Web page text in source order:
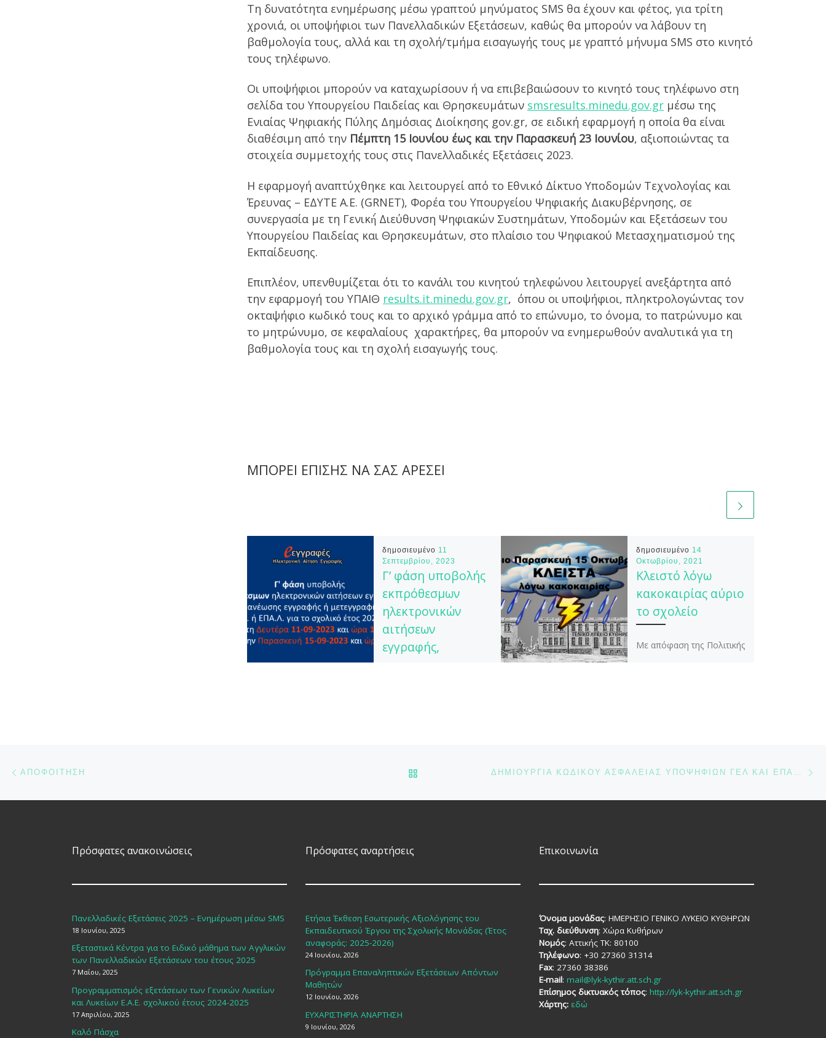
Τη δυνατότητα ενημέρωσης μέσω γραπτού μηνύματος SMS θα έχουν και φέτος, για τρίτη
χρονιά, οι υποψήφιοι των Πανελλαδικών Εξετάσεων, καθώς θα μπορούν να λάβουν τη
βαθμολογία τους, αλλά και τη σχολή/τμήμα εισαγωγής τους με γραπτό μήνυμα SMS στο κινητό
τους τηλέφωνο.
Οι υποψήφιοι μπορούν να καταχωρίσουν ή να επιβεβαιώσουν το κινητό τους τηλέφωνο στη
σελίδα του Υπουργείου Παιδείας και Θρησκευμάτων smsresults.minedu.gov.gr μέσω της
Ενιαίας Ψηφιακής Πύλης Δημόσιας Διοίκησης gov.gr, σε ειδική εφαρμογή η οποία θα είναι
διαθέσιμη από την Πέμπτη 15 Ιουνίου έως και την Παρασκευή 23 Ιουνίου, αξιοποιώντας τα
στοιχεία συμμετοχής τους στις Πανελλαδικές Εξετάσεις 2023.
Η εφαρμογή αναπτύχθηκε και λειτουργεί από το Εθνικό Δίκτυο Υποδομών Τεχνολογίας και
Έρευνας – ΕΔΥΤΕ Α.Ε. (GRNET), Φορέα του Υπουργείου Ψηφιακής Διακυβέρνησης, σε
συνεργασία με τη Γενική́ Διεύθυνση Ψηφιακών Συστημάτων, Υποδομών και Εξετάσεων του
Υπουργείου Παιδείας και Θρησκευμάτων, στο πλαίσιο του Ψηφιακού Μετασχηματισμού της
Εκπαίδευσης.
Επιπλέον, υπενθυμίζεται ότι το κανάλι του κινητού τηλεφώνου λειτουργεί ανεξάρτητα από
την εφαρμογή του ΥΠΑΙΘ results.it.minedu.gov.gr, όπου οι υποψήφιοι, πληκτρολογώντας τον
οκταψήφιο κωδικό τους και το αρχικό γράμμα από το επώνυμο, το όνομα, το πατρώνυμο και
το μητρώνυμο, σε κεφαλαίους χαρακτήρες, θα μπορούν να ενημερωθούν αναλυτικά για τη
βαθμολογία τους και τη σχολή εισαγωγής τους.
ΜΠΟΡΕΊ ΕΠΊΣΗΣ ΝΑ ΣΑΣ ΑΡΈΣΕΙ
δημοσιευμένο 11
Σεπτεμβρίου, 2023
Γ’ φάση υποβολής
εκπρόθεσμων
ηλεκτρονικών
αιτήσεων
εγγραφής,
εκπρόθεσμων
για ΓΕ.Λ. ή ΕΠΑ.Λ. για το
δημοσιευμένο 14
Οκτωβρίου, 2021
Κλειστό λόγω
κακοκαιρίας αύριο
το σχολείο
Με απόφαση της Πολιτικής
Πλοήγηση δημοσιεύσεων
ΑΠΟΦΟΊΤΗΣΗ ΠΊΣΩ ΣΤΗΝ ΛΊΣΤΑ ΆΡΘΡΩΝ ΔΗΜΙΟΥΡΓΊΑ ΚΩΔΙΚΟΎ ΑΣΦΑΛΕΊΑΣ ΥΠΟΨΗΦΊΩΝ ΓΕΛ ΚΑΙ ΕΠΑΛ ΓΙΑ ΤΗΝ ΥΠΟΒΟΛΉ ΜΗΧΑΝΟΓΡΑΦΙΚΟΎ ΔΕΛΤΊΟΥ(Μ.Δ.) ΓΙΑ ΕΙΣΑΓΩΓΉ ΣΤΗΝ ΤΡΙΤΟΒΆΘΜΙΑ ΕΚΠΑΊΔΕΥΣΗ ΚΑΙ ΠΑΡΆΛΛΗΛΟΥ ΜΗΧΑΝΟΓΡΑΦΙΚΟΎ ΔΕΛΤΊΟΥ(Π.Μ.Δ.) ΓΙΑ ΕΙΣΑΓΩΓΉ ΣΕ ΔΗΜΌΣΙΑ ΙΕΚ ΈΤΟΥΣ 2023
Πρόσφατες ανακοινώσεις
Πανελλαδικές Εξετάσεις 2025 – Ενημέρωση μέσω SMS
18 Ιουνίου, 2025
Εξεταστικά Κέντρα για το Ειδικό μάθημα των Αγγλικών
των Πανελλαδικών Εξετάσεων του έτους 2025
7 Μαΐου, 2025
Προγραμματισμός εξετάσεων των Γενικών Λυκείων
και Λυκείων Ε.Α.Ε. σχολικού έτους 2024-2025
17 Απριλίου, 2025
Καλό Πάσχα
Πρόσφατες αναρτήσεις
Ετήσια Έκθεση Εσωτερικής Αξιολόγησης του
Εκπαιδευτικού Έργου της Σχολικής Μονάδας (Έτος
αναφοράς: 2025-2026)
24 Ιουνίου, 2026
Πρόγραμμα Επαναληπτικών Εξετάσεων Απόντων
Μαθητών
12 Ιουνίου, 2026
ΕΥΧΑΡΙΣΤΗΡΙΑ ΑΝΑΡΤΗΣΗ
9 Ιουνίου, 2026
Επικοινωνία
Όνομα μονάδας: ΗΜΕΡΗΣΙΟ ΓΕΝΙΚΟ ΛΥΚΕΙΟ ΚΥΘΗΡΩΝ
Ταχ. διεύθυνση: Χώρα Κυθήρων
Νομός: Αττικής TK: 80100
Τηλέφωνο: +30 27360 31314
Fax: 27360 38386
E-mail: mail@lyk-kythir.att.sch.gr
Επίσημος δικτυακός τόπος: http://lyk-kythir.att.sch.gr
Χάρτης: εδώ